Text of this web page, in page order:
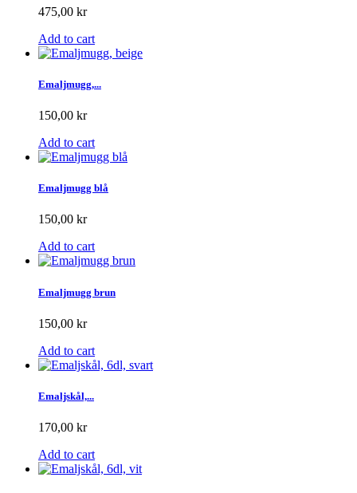
475,00 kr
Add to cart
Emaljmugg,...
150,00 kr
Add to cart
Emaljmugg blå
150,00 kr
Add to cart
Emaljmugg brun
150,00 kr
Add to cart
Emaljskål,...
170,00 kr
Add to cart